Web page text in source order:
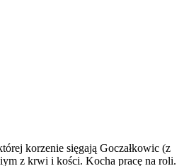
korzenie sięgają Goczałkowic (z
z krwi i kości. Kocha pracę na roli.